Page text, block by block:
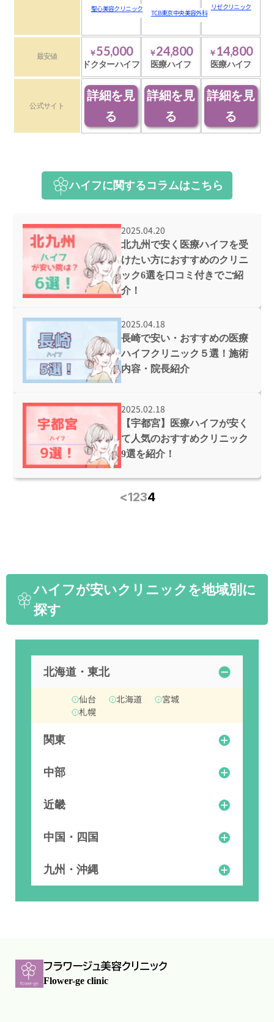
聖心美容クリニック
TCB東京中央美容外科
リゼクリニック
最安値 ￥55,000
ドクターハイフ
￥24,800
医療ハイフ
￥14,800
医療ハイフ
公式サイト
詳細を見
る
詳細を見
る
詳細を見
る
ハイフに関するコラムはこちら
2025.04.20
北九州で安く医療ハイフを受
けたい方におすすめのクリニ
ック6選を口コミ付きでご紹
介！
2025.04.18
長崎で安い・おすすめの医療
ハイフクリニック５選！施術
内容・院長紹介
2025.02.18
【宇都宮】医療ハイフが安く
て人気のおすすめクリニック
9選を紹介！
<1234
ハイフが安いクリニックを地域別に
探す
北海道・東北
仙台 北海道
宮城
札幌
関東
中部
近畿
神戸
中国・四国
九州・沖縄
長崎
鹿児島
フラワージュ美容クリニック
Flower-ge clinic